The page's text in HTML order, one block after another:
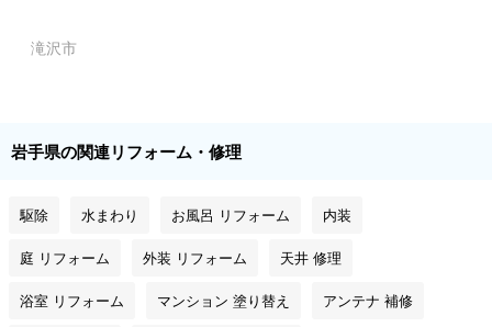
滝沢市
岩手県の関連リフォーム・修理
駆除 水まわり お風呂 リフォーム 内装
庭 リフォーム 外装 リフォーム 天井 修理
浴室 リフォーム マンション 塗り替え アンテナ 補修